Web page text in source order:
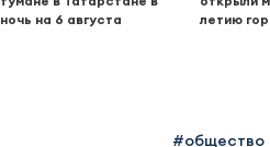
ночь на 6 августа
летию
#общество